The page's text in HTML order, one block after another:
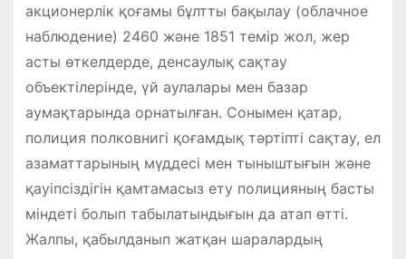
акционерлік қоғамы бұлтты бақылау (облачное
наблюдение) 2460 және 1851 темір жол, жер
асты өткелдерде, денсаулық сақтау
объектілерінде, үй аулалары мен базар
аумақтарында орнатылған. Сонымен қатар,
полиция полковнигі қоғамдық тәртіпті сақтау, ел
азаматтарының мүддесі мен тыныштығын және
қауіпсіздігін қамтамасыз ету полицияның басты
міндеті болып табылатындығын да атап өтті.
Жалпы, қабылданып жатқан шаралардың